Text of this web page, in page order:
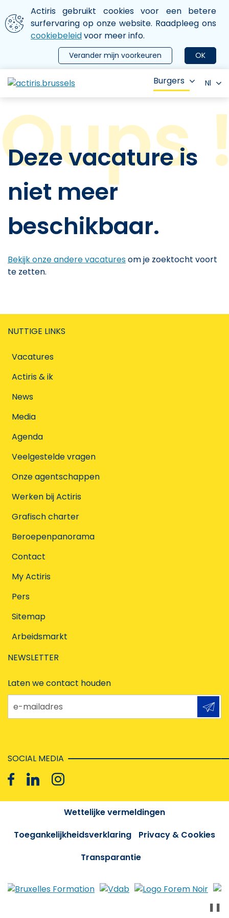
Aller au contenu principal
We gebruiken cookies
Actiris gebruikt cookies voor een betere
surfervaring op onze website. Raadpleeg ons
cookiebeleidvoor meer info.
OK
Verander mijn voorkeuren
le menu
Burgers Nl
Deze vacature is
niet meer
beschikbaar.
Bekijk onze andere vacaturesom je zoektocht voort
te zetten.
NUTTIGE LINKS
Vacatures
Actiris & ik
News
Media
Agenda
Veelgestelde vragen
Onze agentschappen
Werken bij Actiris
Grafisch charter
Beroepenpanorama
Contact
My Actiris
Pers
Sitemap
Arbeidsmarkt
NEWSLETTER
Laten we contact houden
e-mailadres
SOCIAL MEDIA
Wettelijke vermeldingen
Toegankelijkheidsverklaring
Privacy & Cookies
Transparantie
❚❚